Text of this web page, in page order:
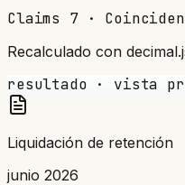
Claims 7 ·
Recalculado con
resultado · vista
Liquidación de retención
junio 2026